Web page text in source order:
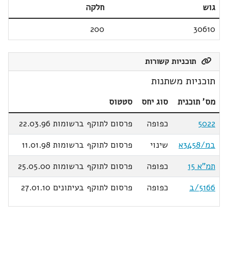
גוש
חלקה
30610
200
תוכניות קשורות
תוכניות משתנות
מס' תוכנית סוג יחס
סטטוס
5022
כפופה
פרסום לתוקף ברשומות 22.03.96
במ/3458א
שינוי
פרסום לתוקף ברשומות 11.01.98
תמ"א 15
כפופה
פרסום לתוקף ברשומות 25.05.00
5166/ב
כפופה פרסום לתוקף בעיתונים 27.01.10